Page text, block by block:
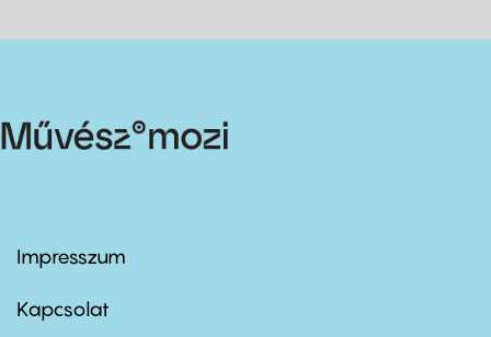
Footer
first
Impresszum
Kapcsolat